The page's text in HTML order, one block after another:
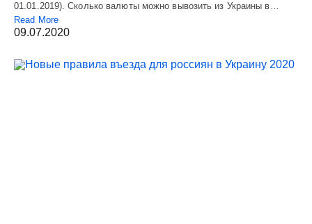
01.01.2019). Сколько валюты можно вывозить из Украины в…
Read More
09.07.2020